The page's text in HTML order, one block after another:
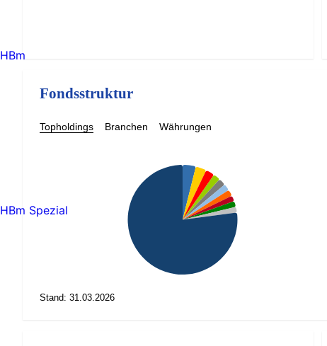
Fondsstruktur
Topholdings Branchen Währungen
Stand: 31.03.2026
HBm
HBm Spezial